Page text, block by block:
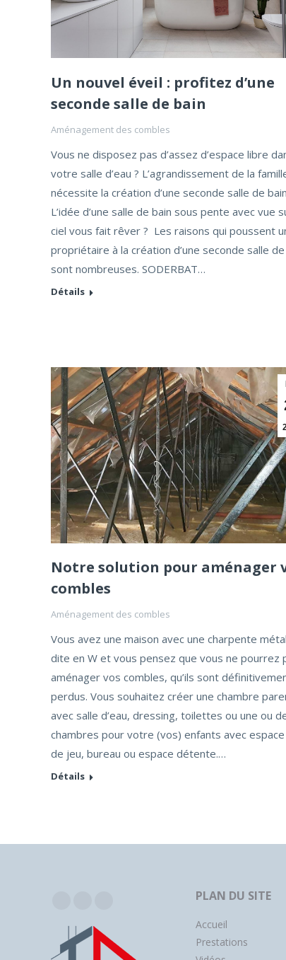
Un nouvel éveil : profitez d’une
seconde salle de bain
Aménagement des combles
Vous ne disposez pas d’assez d’espace libre
votre salle d’eau ? L’agrandissement de la
nécessite la création d’une seconde salle de
L’idée d’une salle de bain sous pente avec vue
ciel vous fait rêver ? Les raisons qui poussent
propriétaire à la création d’une seconde salle de
sont nombreuses. SODERBAT…
Détails
Notre solution pour aménager
combles
Aménagement des combles
Vous avez une maison avec une charpente
dite en W et vous pensez que vous ne pourrez
aménager vos combles, qu’ils sont
perdus. Vous souhaitez créer une chambre
avec salle d’eau, dressing, toilettes ou une ou
chambres pour votre (vos) enfants avec espace
de jeu, bureau ou espace détente.…
Détails
PLAN DU SITE
Accueil
Prestations